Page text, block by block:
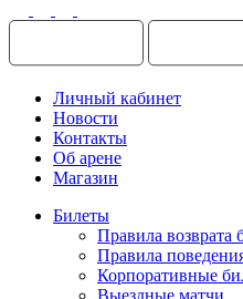
Личный кабинет
Новости
Контакты
Об арене
Магазин
Билеты
Правила возврата
Правила
Корпоративные
Выездные матчи